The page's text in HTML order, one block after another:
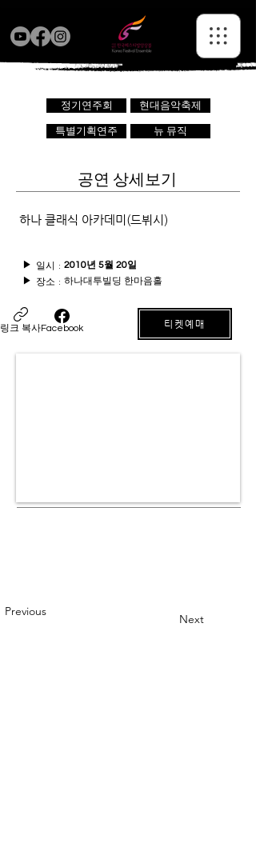
정기연주회 현대음악축제
특별기획연주 뉴 뮤직
공연 상세보기
하나 클래식 아카데미(드뷔시)
2010년 5월 20일
일시 :
▶
▶
장소 : 하나대투빌딩 한마음홀
링크 복사Facebook 티켓예매
Previous
Next